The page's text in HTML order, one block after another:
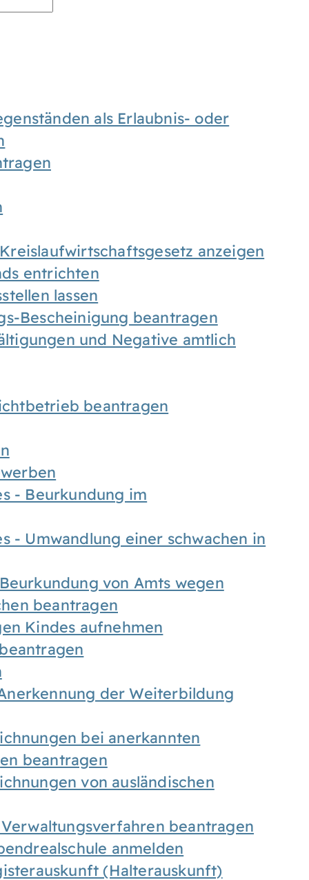
als Erlaubnis- oder
anzeigen
entrichten
lassen
Bescheinigung beantragen
und Negative amtlich
beantragen
- Beurkundung im
- Umwandlung einer schwachen in
von Amts wegen
beantragen
Kindes aufnehmen
der Weiterbildung
bei anerkannten
beantragen
von ausländischen
beantragen
anmelden
(Halterauskunft)